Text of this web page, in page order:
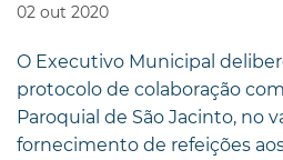
02 out 2020
O Executivo Municipal
protocolo de colaboração
Paroquial de São Jacinto, no
fornecimento de refeições